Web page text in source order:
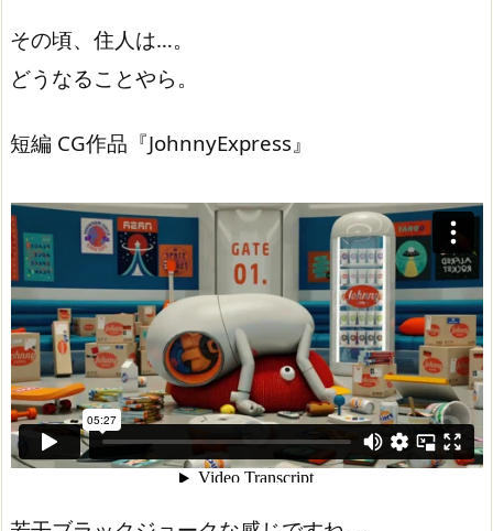
その頃、住人は…。
どうなることやら。
短編 CG作品『JohnnyExpress』